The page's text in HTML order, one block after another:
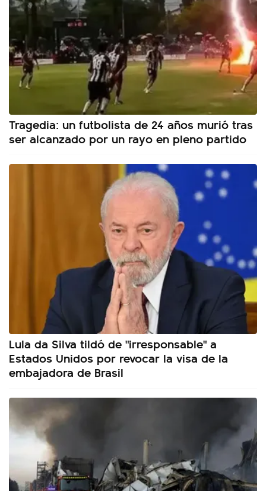
Tragedia: un futbolista de 24 años murió tras
ser alcanzado por un rayo en pleno partido
Lula da Silva tildó de "irresponsable" a
Estados Unidos por revocar la visa de la
embajadora de Brasil